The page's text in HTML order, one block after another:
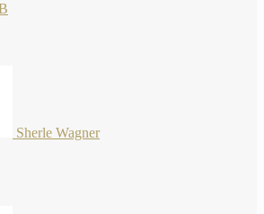
Sherle Wagner